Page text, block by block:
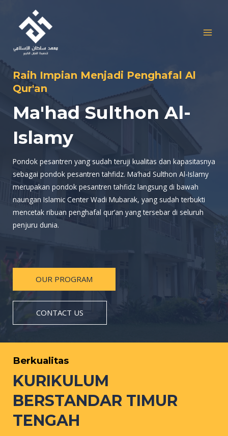
content
Raih Impian Menjadi Penghafal Al
Qur'an
Ma'had Sulthon Al-
Islamy
Pondok pesantren yang sudah teruji kualitas dan kapasitasnya
sebagai pondok pesantren tahfidz. Ma’had Sulthon Al-Islamy
merupakan pondok pesantren tahfidz langsung di bawah
naungan Islamic Center Wadi Mubarak, yang sudah terbukti
mencetak ribuan penghafal qur’an yang tersebar di seluruh
penjuru dunia.
OUR PROGRAM
CONTACT US
Berkualitas
KURIKULUM
BERSTANDAR TIMUR
TENGAH